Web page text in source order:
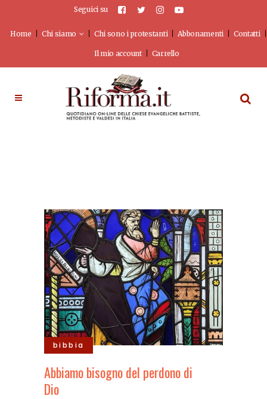
Seguici su
Home Chi siamo Chi sono i protestanti Abbonamenti Contatti
Il mio account Carrello
bibbia
Abbiamo bisogno del perdono di
Dio